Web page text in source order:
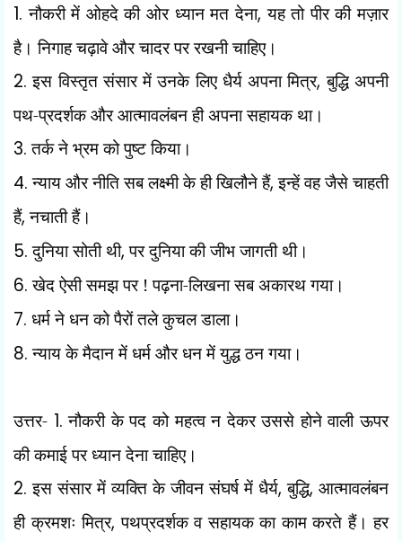
1.नौकरी में ओहदे की ओर ध्यान मत देना,यह तो पीर की मज़ार
है। निगाह चढ़ावे और चादर पर रखनी चाहिए।
2.इस विस्तृत संसार में उनके लिए धैर्य अपना मित्र,बुद्धि अपनी
पथ-प्रदर्शक और आत्मावलंबन ही अपना सहायक था।
3.तर्क ने भ्रम को पुष्ट किया।
4.न्याय और नीति सब लक्ष्मी के ही खिलौने हैं,इन्हें वह जैसे चाहती
हैं,नचाती हैं।
5.दुनिया सोती थी,पर दुनिया की जीभ जागती थी।
6.खेद ऐसी समझ पर ! पढ़ना-लिखना सब अकारथ गया।
7. धर्म ने धन को पैरों तले कुचल डाला।
8.न्याय के मैदान में धर्म और धन में युद्ध ठन गया।
उत्तर- 1.नौकरी के पद को महत्व न देकर उससे होने वाली ऊपर
की कमाई पर ध्यान देना चाहिए।
2.इस संसार में व्यक्ति के जीवन संघर्ष में धैर्य,बुद्धि, आत्मावलंबन
ही क्रमशः मित्र,पथप्रदर्शक व सहायकका काम करते हैं। हर